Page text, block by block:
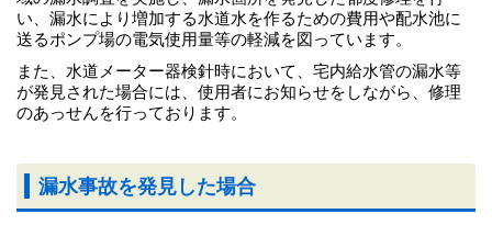
い、漏水により増加する水道水を作るための費用や配水池に
送るポンプ場の電気使用量等の軽減を図っています。
また、水道メーター器検針時において、宅内給水管の漏水等
が発見された場合には、使用者にお知らせをしながら、修理
のあっせんを行っております。
漏水事故を発見した場合